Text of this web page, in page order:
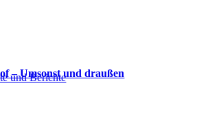
und Berichte
– Umsonst und draußen